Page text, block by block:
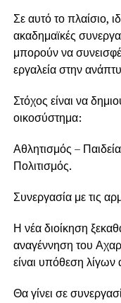
Σε αυτό το πλαίσιο,
ακαδημαϊκές
μπορούν να
εργαλεία στην
Στόχος είναι να
οικοσύστημα:
Αθλητισμός –
Πολιτισμός.
Συνεργασία με τις
Η νέα διοίκηση
αναγέννηση του
είναι υπόθεση
Θα γίνει σε